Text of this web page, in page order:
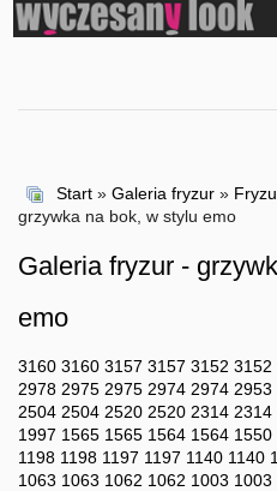
Start» Galeria fryzur»
grzywka na bok, w stylu emo
Galeria fryzur -
emo
3160 3160 3157 3157 3152 3152
2978 2975 2975 2974 2974 2953
2504 2504 2520 2520 2314 2314
1997 1565 1565 1564 1564 1550
1198 1198 1197 1197 1140 1140
1063 1063 1062 1062 1003 1003